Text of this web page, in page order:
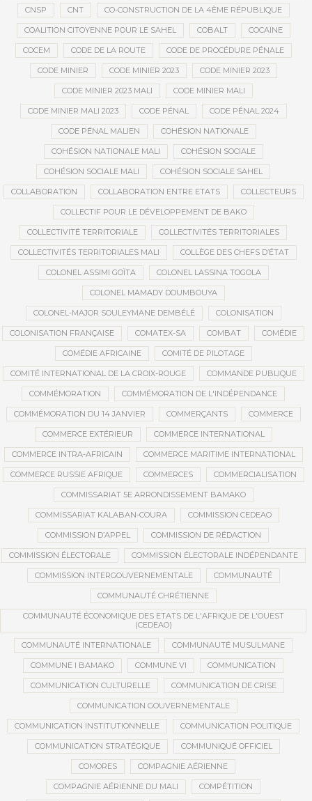
CNSP CNT CO-CONSTRUCTION DE LA 4ÈME RÉPUBLIQUE
COALITION CITOYENNE POUR LE SAHEL COBALT COCAÏNE
COCEM CODE DE LA ROUTE CODE DE PROCÉDURE PÉNALE
CODE MINIER CODE MINIER 2023 CODE MINIER 2023
CODE MINIER 2023 MALI CODE MINIER MALI
CODE MINIER MALI 2023 CODE PÉNAL CODE PÉNAL 2024
CODE PÉNAL MALIEN COHÉSION NATIONALE
COHÉSION NATIONALE MALI COHÉSION SOCIALE
COHÉSION SOCIALE MALI COHÉSION SOCIALE SAHEL
COLLABORATION COLLABORATION ENTRE ETATS COLLECTEURS
COLLECTIF POUR LE DÉVELOPPEMENT DE BAKO
COLLECTIVITÉ TERRITORIALE COLLECTIVITÉS TERRITORIALES
COLLECTIVITÉS TERRITORIALES MALI COLLÈGE DES CHEFS D’ÉTAT
COLONEL ASSIMI GOÏTA COLONEL LASSINA TOGOLA
COLONEL MAMADY DOUMBOUYA
COLONEL-MAJOR SOULEYMANE DEMBÉLÉ COLONISATION
COLONISATION FRANÇAISE COMATEX-SA COMBAT COMÉDIE
COMÉDIE AFRICAINE COMITÉ DE PILOTAGE
COMITÉ INTERNATIONAL DE LA CROIX-ROUGE COMMANDE PUBLIQUE
COMMÉMORATION COMMÉMORATION DE L'INDÉPENDANCE
COMMÉMORATION DU 14 JANVIER COMMERÇANTS COMMERCE
COMMERCE EXTÉRIEUR COMMERCE INTERNATIONAL
COMMERCE INTRA-AFRICAIN COMMERCE MARITIME INTERNATIONAL
COMMERCE RUSSIE AFRIQUE COMMERCES COMMERCIALISATION
COMMISSARIAT 5E ARRONDISSEMENT BAMAKO
COMMISSARIAT KALABAN-COURA COMMISSION CEDEAO
COMMISSION D’APPEL COMMISSION DE RÉDACTION
COMMISSION ÉLECTORALE COMMISSION ÉLECTORALE INDÉPENDANTE
COMMISSION INTERGOUVERNEMENTALE COMMUNAUTÉ
COMMUNAUTÉ CHRÉTIENNE
COMMUNAUTÉ ÉCONOMIQUE DES ETATS DE L'AFRIQUE DE L'OUEST
(CEDEAO)
COMMUNAUTÉ INTERNATIONALE COMMUNAUTÉ MUSULMANE
COMMUNE I BAMAKO COMMUNE VI COMMUNICATION
COMMUNICATION CULTURELLE COMMUNICATION DE CRISE
COMMUNICATION GOUVERNEMENTALE
COMMUNICATION INSTITUTIONNELLE COMMUNICATION POLITIQUE
COMMUNICATION STRATÉGIQUE COMMUNIQUÉ OFFICIEL
COMORES COMPAGNIE AÉRIENNE
COMPAGNIE AÉRIENNE DU MALI COMPÉTITION